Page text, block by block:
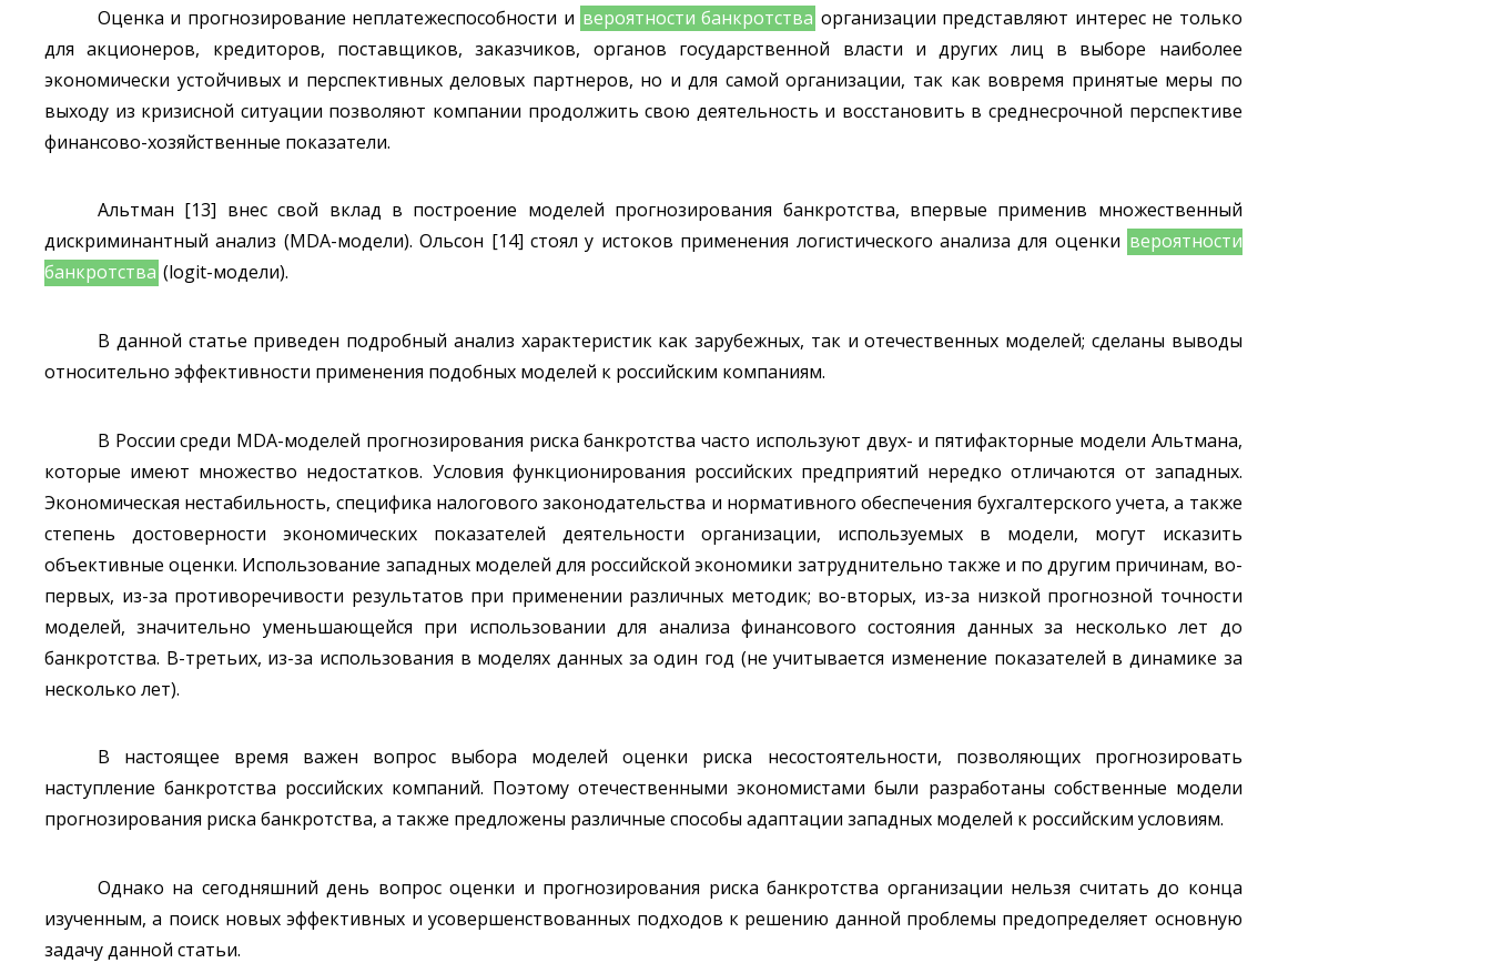
Оценка и прогнозирование неплатежеспособности и вероятности банкротства организации представляют интерес не только
для акционеров, кредиторов, поставщиков, заказчиков, органов государственной власти и других лиц в выборе наиболее
экономически устойчивых и перспективных деловых партнеров, но и для самой организации, так как вовремя принятые меры по
выходу из кризисной ситуации позволяют компании продолжить свою деятельность и восстановить в среднесрочной перспективе
финансово-хозяйственные показатели.
Альтман [13] внес свой вклад в построение моделей прогнозирования банкротства, впервые применив множественный
дискриминантный анализ (MDA-модели). Ольсон [14] стоял у истоков применения логистического анализа для оценки вероятности
банкротства (logit-модели).
В данной статье приведен подробный анализ характеристик как зарубежных, так и отечественных моделей; сделаны выводы
относительно эффективности применения подобных моделей к российским компаниям.
В России среди MDA-моделей прогнозирования риска банкротства часто используют двух- и пятифакторные модели Альтмана,
которые имеют множество недостатков. Условия функционирования российских предприятий нередко отличаются от западных.
Экономическая нестабильность, специфика налогового законодательства и нормативного обеспечения бухгалтерского учета, а также
степень достоверности экономических показателей деятельности организации, используемых в модели, могут исказить
объективные оценки. Использование западных моделей для российской экономики затруднительно также и по другим причинам, во-
первых, из-за противоречивости результатов при применении различных методик; во-вторых, из-за низкой прогнозной точности
моделей, значительно уменьшающейся при использовании для анализа финансового состояния данных за несколько лет до
банкротства. В-третьих, из-за использования в моделях данных за один год (не учитывается изменение показателей в динамике за
несколько лет).
В настоящее время важен вопрос выбора моделей оценки риска несостоятельности, позволяющих прогнозировать
наступление банкротства российских компаний. Поэтому отечественными экономистами были разработаны собственные модели
прогнозирования риска банкротства, а также предложены различные способы адаптации западных моделей к российским условиям.
Однако на сегодняшний день вопрос оценки и прогнозирования риска банкротства организации нельзя считать до конца
изученным, а поиск новых эффективных и усовершенствованных подходов к решению данной проблемы предопределяет основную
задачу данной статьи.